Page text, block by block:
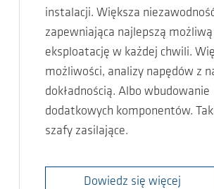
instalacji. Większa
zapewniająca najlepszą możliwą
eksploatację w każdej chwili.
możliwości, analizy napędów z
dokładnością. Albo wbudowanie
dodatkowych komponentów.
szafy zasilające.
Dowiedz się więcej